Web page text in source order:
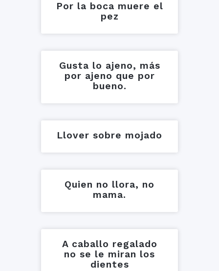
Por la boca muere el
pez
Gusta lo ajeno, más
por ajeno que por
bueno.
Llover sobre mojado
Quien no llora, no
mama.
A caballo regalado
no se le miran los
dientes